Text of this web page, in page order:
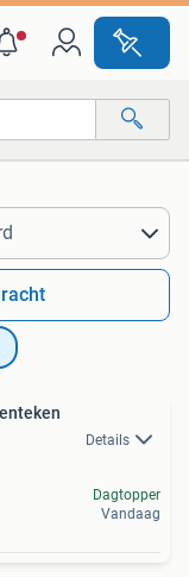
Details
Dagtopper
Vandaag